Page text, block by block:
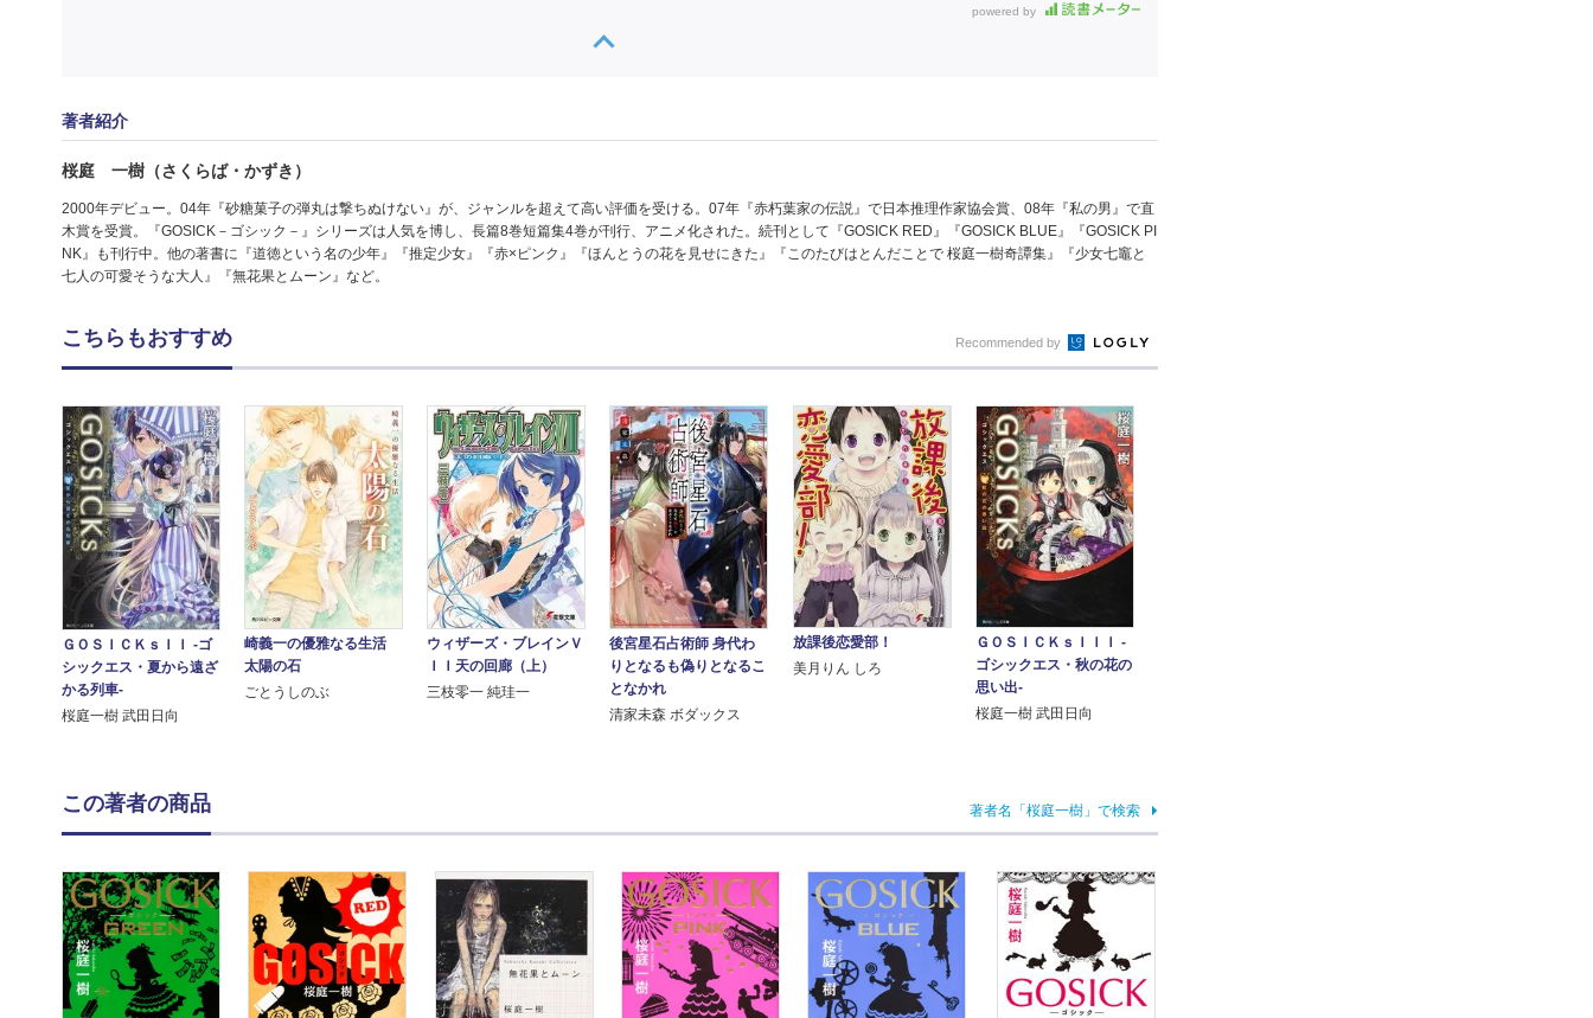
powered by
著者紹介
桜庭 一樹（さくらば・かずき）
2000年デビュー。04年『砂糖菓子の弾丸は撃ちぬけない』が、ジャンルを超えて高い評価を受ける。07年『赤朽葉家の伝説』で日本推理作家協会賞、08年『私の男』で直
木賞を受賞。『GOSICK－ゴシック－』シリーズは人気を博し、長篇8巻短篇集4巻が刊行、アニメ化された。続刊として『GOSICK RED』『GOSICK BLUE』『GOSICK PI
NK』も刊行中。他の著書に『道徳という名の少年』『推定少女』『赤×ピンク』『ほんとうの花を見せにきた』『このたびはとんだことで 桜庭一樹奇譚集』『少女七竈と
七人の可愛そうな大人』『無花果とムーン』など。
こちらもおすすめ Recommended by
ＧＯＳＩＣＫｓＩＩ ‐ゴ
シックエス・夏から遠ざ
かる列車‐
桜庭一樹 武田日向
崎義一の優雅なる生活
太陽の石
ごとうしのぶ
ウィザーズ・ブレインＶ
ＩＩ天の回廊（上）
三枝零一 純珪一
後宮星石占術師 身代わ
りとなるも偽りとなるこ
となかれ
清家未森 ボダックス
放課後恋愛部！
美月りん しろ
ＧＯＳＩＣＫｓＩＩＩ ‐
ゴシックエス・秋の花の
思い出‐
桜庭一樹 武田日向
この著者の商品 著者名「桜庭一樹」で検索